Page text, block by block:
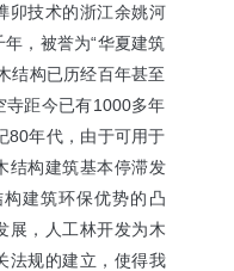
卯技术的浙江余姚河
，被誉为“华夏建筑
结构已历经百年甚至
寺距今已有1000多年
80年代，由于可用于
结构建筑基本停滞发
建筑环保优势的凸
展，人工林开发为木
法规的建立，使得我